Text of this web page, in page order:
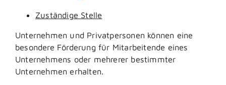
Zuständige Stelle
Unternehmen und Privatpersonen können eine
besondere Förderung für Mitarbeitende eines
Unternehmens oder mehrerer bestimmter
Unternehmen erhalten.